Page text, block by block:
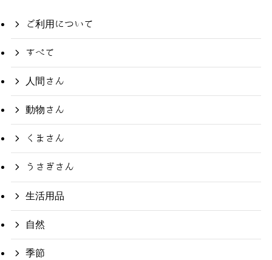
ご利用について
すべて
人間さん
動物さん
くまさん
うさぎさん
生活用品
自然
季節